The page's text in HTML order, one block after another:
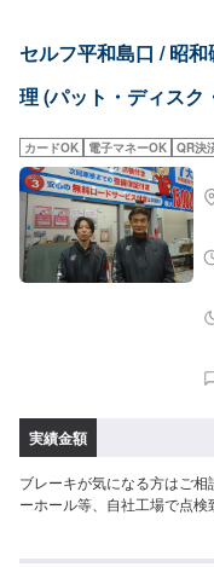
セルフ平和島口 / 昭
理 (パット・ディスク
カードOK 電子マネーOK QR決
実績金額
ブレーキが気になる方はご
ーホール等、自社工場で点検